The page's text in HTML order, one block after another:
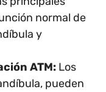
normal de
y
ATM: Los
pueden